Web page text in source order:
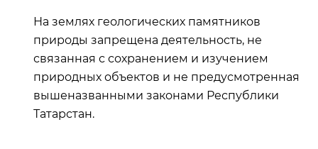
На землях геологических памятников
природы запрещена деятельность, не
связанная с сохранением и изучением
природных объектов и не предусмотренная
вышеназванными законами Республики
Татарстан.